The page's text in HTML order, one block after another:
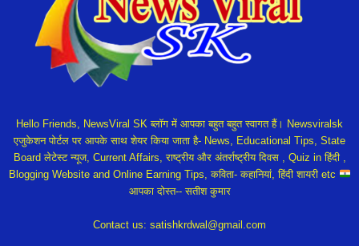
Hello Friends, NewsViral SK ब्लॉग में आपका बहुत बहुत स्वागत हैं। Newsviralsk
एजुकेशन पोर्टल पर आपके साथ शेयर किया जाता है- News, Educational Tips, State
Board लेटेस्ट न्यूज, Current Affairs, राष्ट्रीय और अंतर्राष्ट्रीय दिवस , Quiz in हिंदी ,
Blogging Website and Online Earning Tips, कविता- कहानियां, हिंदी शायरी etc
आपका दोस्त-- सतीश कुमार
Contact us: satishkrdwal@gmail.com